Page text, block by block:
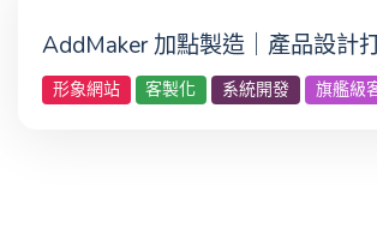
AddMaker 加點製造｜產品設計
形象網站 客製化 系統開發 旗艦級